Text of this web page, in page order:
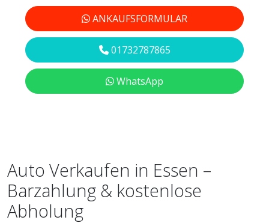
ANKAUFSFORMULAR
01732787865
WhatsApp
Auto Verkaufen in Essen –
Barzahlung & kostenlose
Abholung